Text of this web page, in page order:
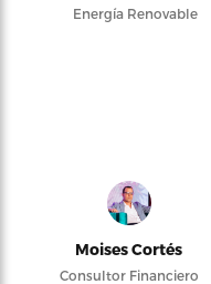
Energía Renovable
Moises Cortés
Consultor Financiero